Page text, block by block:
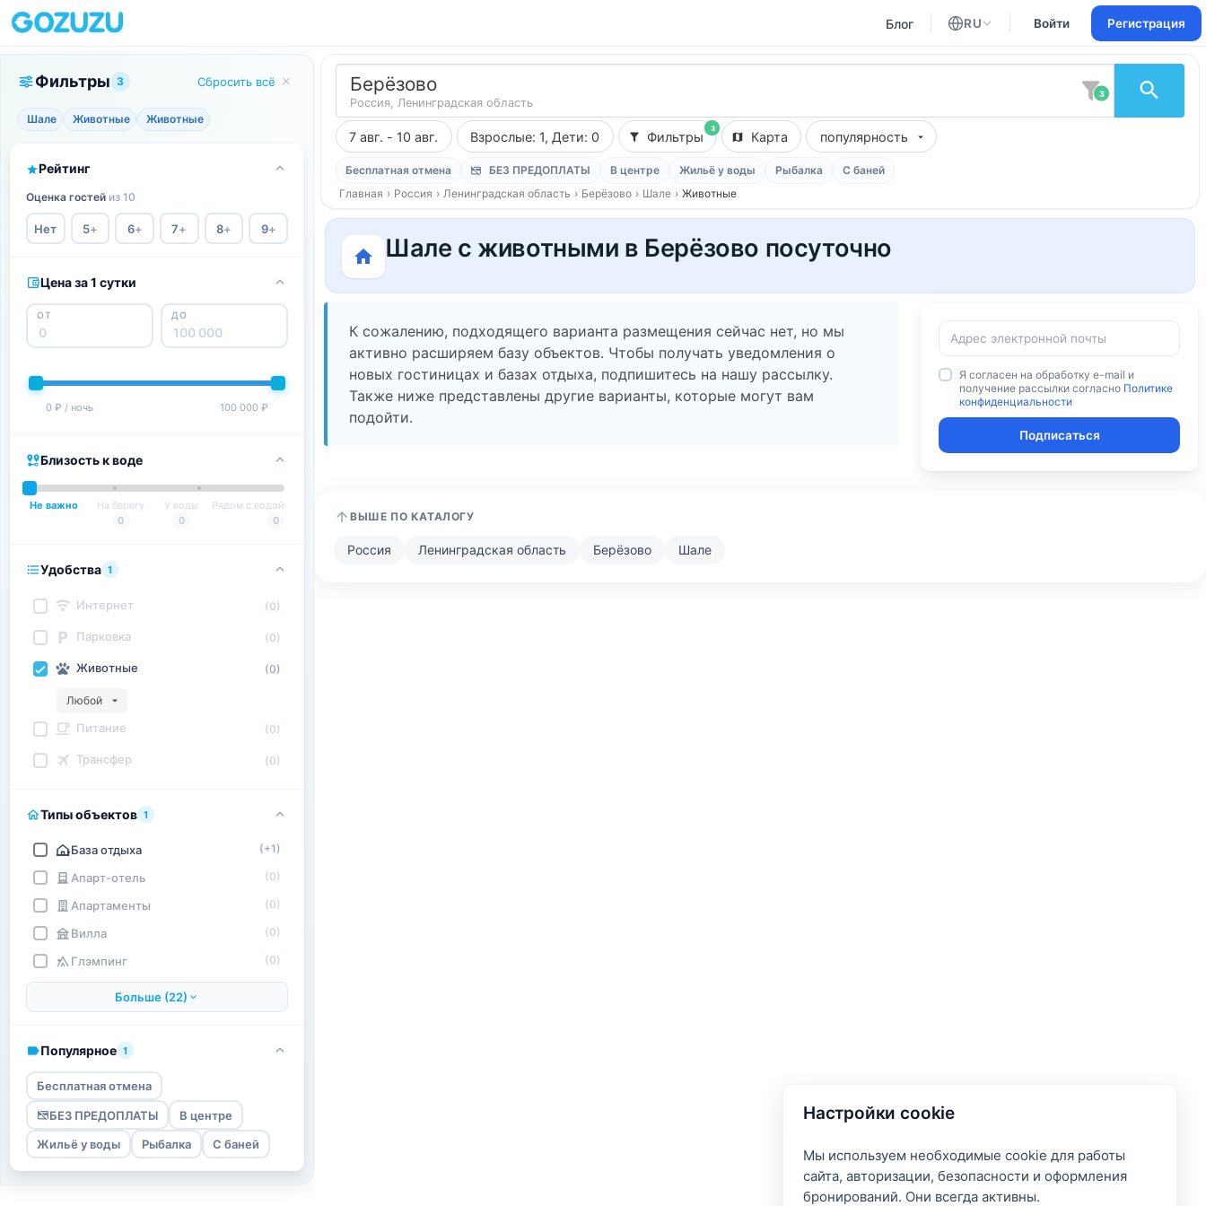
Блог RU
Английский
Войти Регистрация
Настройки cookie
Мы используем необходимые cookie для работы
сайта, авторизации, безопасности и оформления
бронирований. Они всегда активны.
Фильтры 3 Сбросить всё
Шале Животные Животные
Рейтинг
Оценка гостей из 10
Нет 5+ 6+ 7+ 8+ 9+
Цена за 1 сутки
ОТ ДО
0 ₽ / ночь 100 000 ₽
Близость к воде
Не важно
На берегу
0
У воды
0
Рядом с водой
0
Удобства 1
Интернет (0)
Парковка (0)
Животные (0)
Любой
Питание (0)
Трансфер (0)
Типы объектов 1
База отдыха (+1)
Апарт-отель (0)
Апартаменты (0)
Вилла (0)
Глэмпинг (0)
Больше (22)
Популярное 1
Бесплатная отмена
БЕЗ ПРЕДОПЛАТЫ В центре
Жильё у воды Рыбалка С баней
Берёзово
Россия, Ленинградская область
3
7 авг. - 10 авг. Взрослые: 1, Дети: 0
3
Фильтры Карта популярность
Бесплатная отмена БЕЗ ПРЕДОПЛАТЫ В центре Жильё у воды Рыбалка
С баней
Главная › Россия › Ленинградская область › Берёзово › Шале › Животные
Шале с животными в Берёзово посуточно
К сожалению, подходящего варианта размещения сейчас нет, но мы
активно расширяем базу объектов. Чтобы получать уведомления о
новых гостиницах и базах отдыха, подпишитесь на нашу рассылку.
Также ниже представлены другие варианты, которые могут вам
подойти.
Я согласен на обработку e-mail и
получение рассылки согласно Политике
конфиденциальности
Подписаться
ВЫШЕ ПО КАТАЛОГУ
Россия Ленинградская область Берёзово Шале